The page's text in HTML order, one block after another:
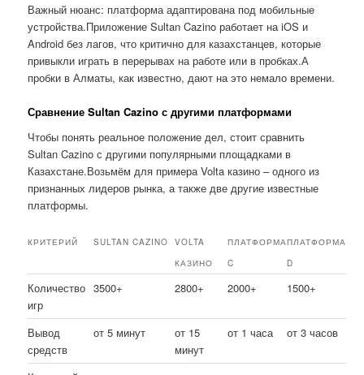
Важный нюанс: платформа адаптирована под мобильные
устройства.Приложение Sultan Cazino работает на iOS и
Android без лагов, что критично для казахстанцев, которые
привыкли играть в перерывах на работе или в пробках.А
пробки в Алматы, как известно, дают на это немало времени.
Сравнение Sultan Cazino с другими платформами
Чтобы понять реальное положение дел, стоит сравнить
Sultan Cazino с другими популярными площадками в
Казахстане.Возьмём для примера Volta казино – одного из
признанных лидеров рынка, а также две другие известные
платформы.
КРИТЕРИЙ SULTAN CAZINO
VOLTA
КАЗИНО
ПЛАТФОРМА
C
ПЛАТФОРМА
D
Количество
игр
3500+ 2800+ 2000+ 1500+
Вывод
средств
от 5 минут
от 15
минут
от 1 часа от 3 часов